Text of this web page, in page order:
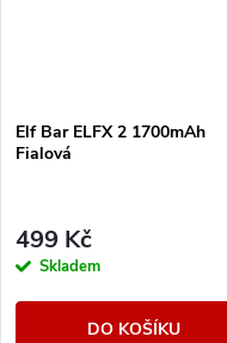
Elf Bar ELFX 2 1700mAh
Fialová
499 Kč
Skladem
DO KOŠÍKU